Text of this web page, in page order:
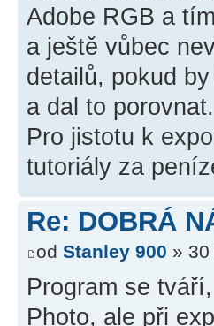
Adobe RGB a
a ještě vůbec
detailů, pokud
a dal to porovnat.
Pro jistotu k
tutoriály za
Re: DOBRÁ
od Stanley 900 »
Program se
Photo, ale při